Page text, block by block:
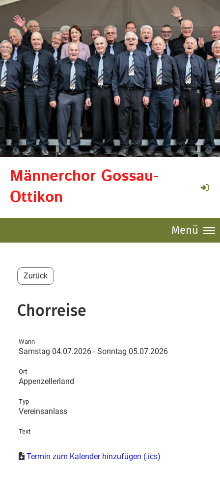
Männerchor Gossau-
Ottikon
Menü
Zurück
Chorreise
Wann
Samstag 04.07.2026 - Sonntag 05.07.2026
Ort
Appenzellerland
Typ
Vereinsanlass
Text
Termin zum Kalender hinzufügen (.ics)